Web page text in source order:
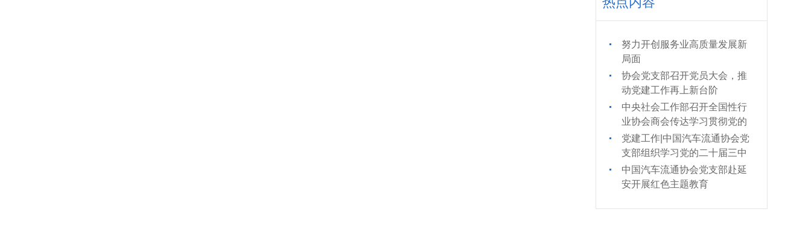
努力开创服务业高质量发展新
局面
协会党支部召开党员大会，推
动党建工作再上新台阶
中央社会工作部召开全国性行
业协会商会传达学习贯彻党的
二十届三中全会精神会议
党建工作|中国汽车流通协会党
支部组织学习党的二十届三中
全会精神
中国汽车流通协会党支部赴延
安开展红色主题教育